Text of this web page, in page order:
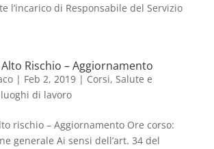
l’incarico di Responsabile del Servizio
Alto Rischio – Aggiornamento
| Feb 2, 2019| Corsi, Salute e
di lavoro
rischio – Aggiornamento Ore corso:
generale Ai sensi dell’art. 34 del